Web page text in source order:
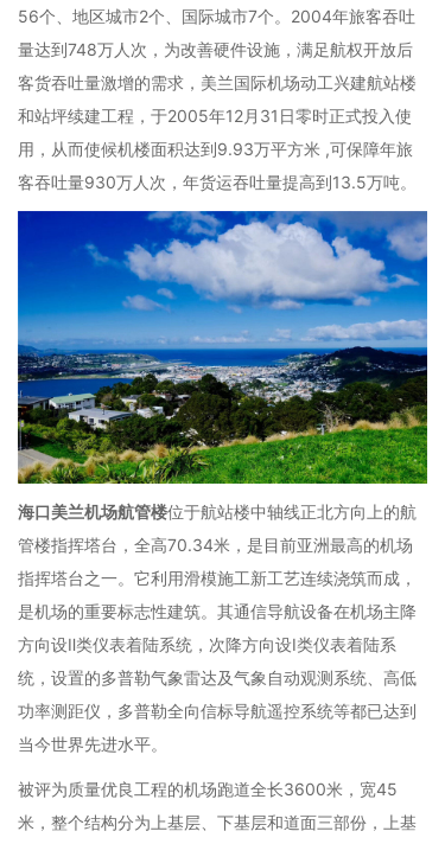
56个、地区城市2个、国际城市7个。2004年旅客吞吐
量达到748万人次，为改善硬件设施，满足航权开放后
客货吞吐量激增的需求，美兰国际机场动工兴建航站楼
和站坪续建工程，于2005年12月31日零时正式投入使
用，从而使候机楼面积达到9.93万平方米 ,可保障年旅
客吞吐量930万人次，年货运吞吐量提高到13.5万吨。
海口美兰机场航管楼位于航站楼中轴线正北方向上的航
管楼指挥塔台，全高70.34米，是目前亚洲最高的机场
指挥塔台之一。它利用滑模施工新工艺连续浇筑而成，
是机场的重要标志性建筑。其通信导航设备在机场主降
方向设Ⅱ类仪表着陆系统，次降方向设Ⅰ类仪表着陆系
统，设置的多普勒气象雷达及气象自动观测系统、高低
功率测距仪，多普勒全向信标导航遥控系统等都已达到
当今世界先进水平。
被评为质量优良工程的机场跑道全长3600米，宽45
米，整个结构分为上基层、下基层和道面三部份，上基